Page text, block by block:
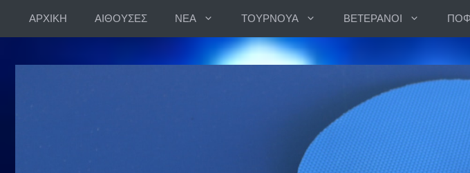
ΑΡΧΙΚΗ ΑΙΘΟΥΣΕΣ ΝΕΑ ΤΟΥΡΝΟΥΑ ΒΕΤΕΡΑΝΟΙ